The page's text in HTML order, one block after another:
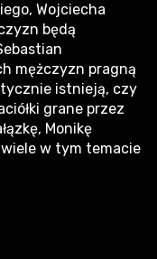
Wojciecha
będą
mężczyzn pragną
istnieją, czy
grane przez
Monikę
wiele w tym temacie